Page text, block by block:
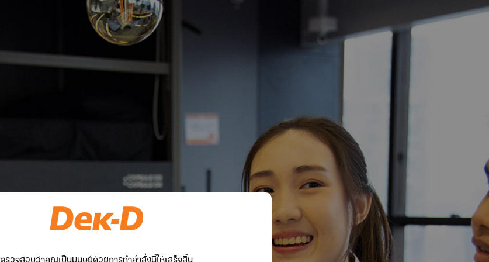
ตรวจสอบว่าคุณเป็นมนุษย์ด้วยการทำคำสั่งนี้ให้เสร็จสิ้น